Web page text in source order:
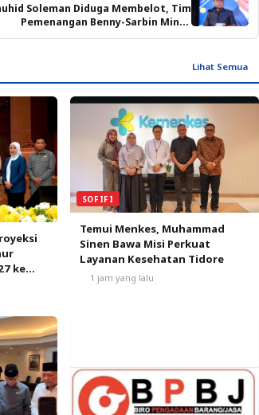
Soleman Diduga Membelot, Tim
Pemenangan Benny-Sarbin Minta
Tindakan Tegas dari DPP NasDem
Lihat Semua
ke
SOFIFI
Temui Menkes, Muhammad
Sinen Bawa Misi Perkuat
Layanan Kesehatan Tidore
1 jam yang lalu